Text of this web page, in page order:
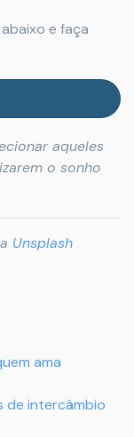
e faça
aqueles
o sonho
Unsplash
ama
de intercâmbio